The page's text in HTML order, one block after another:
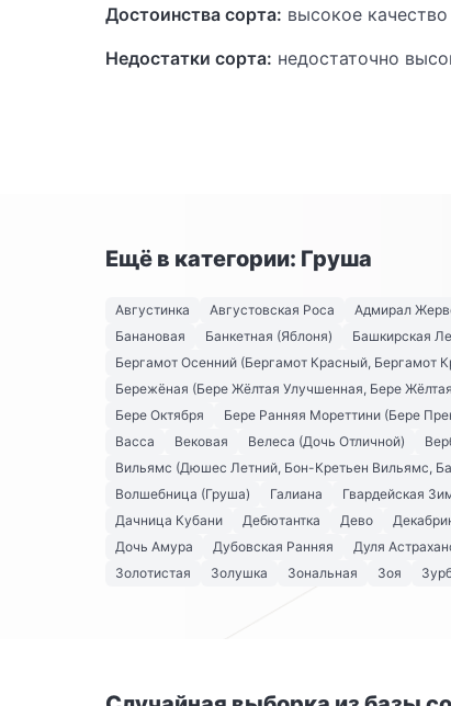
Достоинства сорта: высокое
Недостатки сорта: недостаточно
Ещё в категории: Груша
Августинка Августовская Роса Адмирал
Банановая
Банкетная (Яблоня) Башкирская
Бергамот Осенний (Бергамот Красный, Бергамот
Бережёная (Бере Жёлтая Улучшенная, Бере
Бере Октября
Бере Ранняя Мореттини (Бере
Васса
Вековая Велеса (Дочь Отличной)
Вильямс (Дюшес Летний, Бон-Кретьен Вильямс,
Волшебница (Груша)
Галиана Гвардейская
Дачница Кубани
Дебютантка Дево
Дочь Амура
Дубовская Ранняя Дуля
Золотистая
Золушка Зональная Зоя